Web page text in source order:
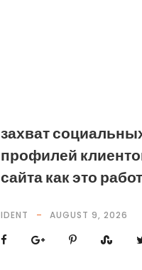
захват
профилей
сайта как это
IDENT AUGUST 9, 2026